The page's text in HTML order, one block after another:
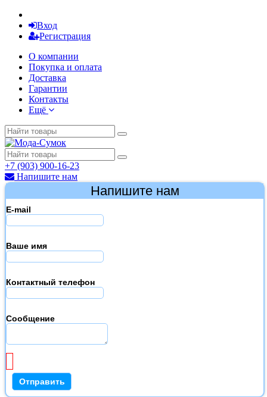
Вход
Регистрация
О компании
Покупка и оплата
Доставка
Гарантии
Контакты
Ещё
+7 (903) 900-16-23
Напишите нам
Напишите нам
E-mail
Ваше имя
Контактный телефон
Сообщение